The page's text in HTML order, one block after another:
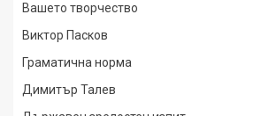
Вашето творчество
Виктор Пасков
Граматична норма
Димитър Талев